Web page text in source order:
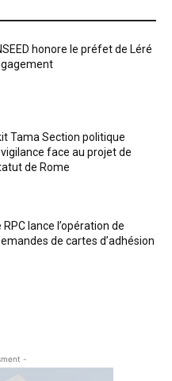
honore le préfet de Léré
Tama Section politique
face au projet de
de Rome
RPC lance l’opération de
de cartes d’adhésion
-